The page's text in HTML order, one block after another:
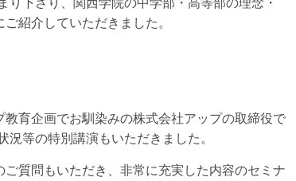
紹介していただきました。
育企画でお馴染みの株式会社アップの取締役で
等の特別講演もいただきました。
質問もいただき、非常に充実した内容のセミナ